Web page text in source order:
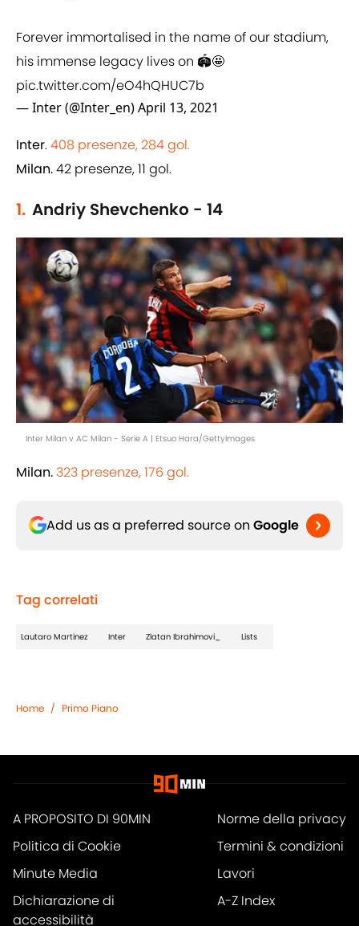
Forever immortalised in the name of our stadium,
his immense legacy lives on 🏟️🤩
pic.twitter.com/eO4hQHUC7b
— Inter (@Inter_en)April 13, 2021
Inter.408 presenze, 284 gol.
Milan.42 presenze, 11 gol.
1. Andriy Shevchenko - 14
Inter Milan v AC Milan - Serie A | Etsuo Hara/GettyImages
Milan. 323 presenze, 176 gol.
Add us as a preferred source on Google
Tag correlati
Lautaro Martinez Inter Zlatan Ibrahimovi_ Lists
Home / Primo Piano
A PROPOSITO DI 90MIN
Norme della privacy
Politica di Cookie
Termini & condizioni
Minute Media
Lavori
Dichiarazione di
accessibilità
A-Z Index